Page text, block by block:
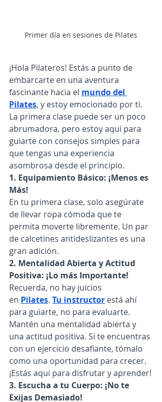
Primer día en sesiones de Pilates
¡Hola Pilateros! Estás a punto de
embarcarte en una aventura
fascinante hacia el mundo del
Pilates, y estoy emocionado por ti.
La primera clase puede ser un poco
abrumadora, pero estoy aquí para
guiarte con consejos simples para
que tengas una experiencia
asombrosa desde el principio.
1. Equipamiento Básico: ¡Menos es
Más!
En tu primera clase, solo asegúrate
de llevar ropa cómoda que te
permita moverte libremente. Un par
de calcetines antideslizantes es una
gran adición.
2. Mentalidad Abierta y Actitud
Positiva: ¡Lo más Importante!
Recuerda, no hay juicios
en Pilates. Tu instructor está ahí
para guiarte, no para evaluarte.
Mantén una mentalidad abierta y
una actitud positiva. Si te encuentras
con un ejercicio desafiante, tómalo
como una oportunidad para crecer.
¡Estás aquí para disfrutar y aprender!
3. Escucha a tu Cuerpo: ¡No te
Exijas Demasiado!